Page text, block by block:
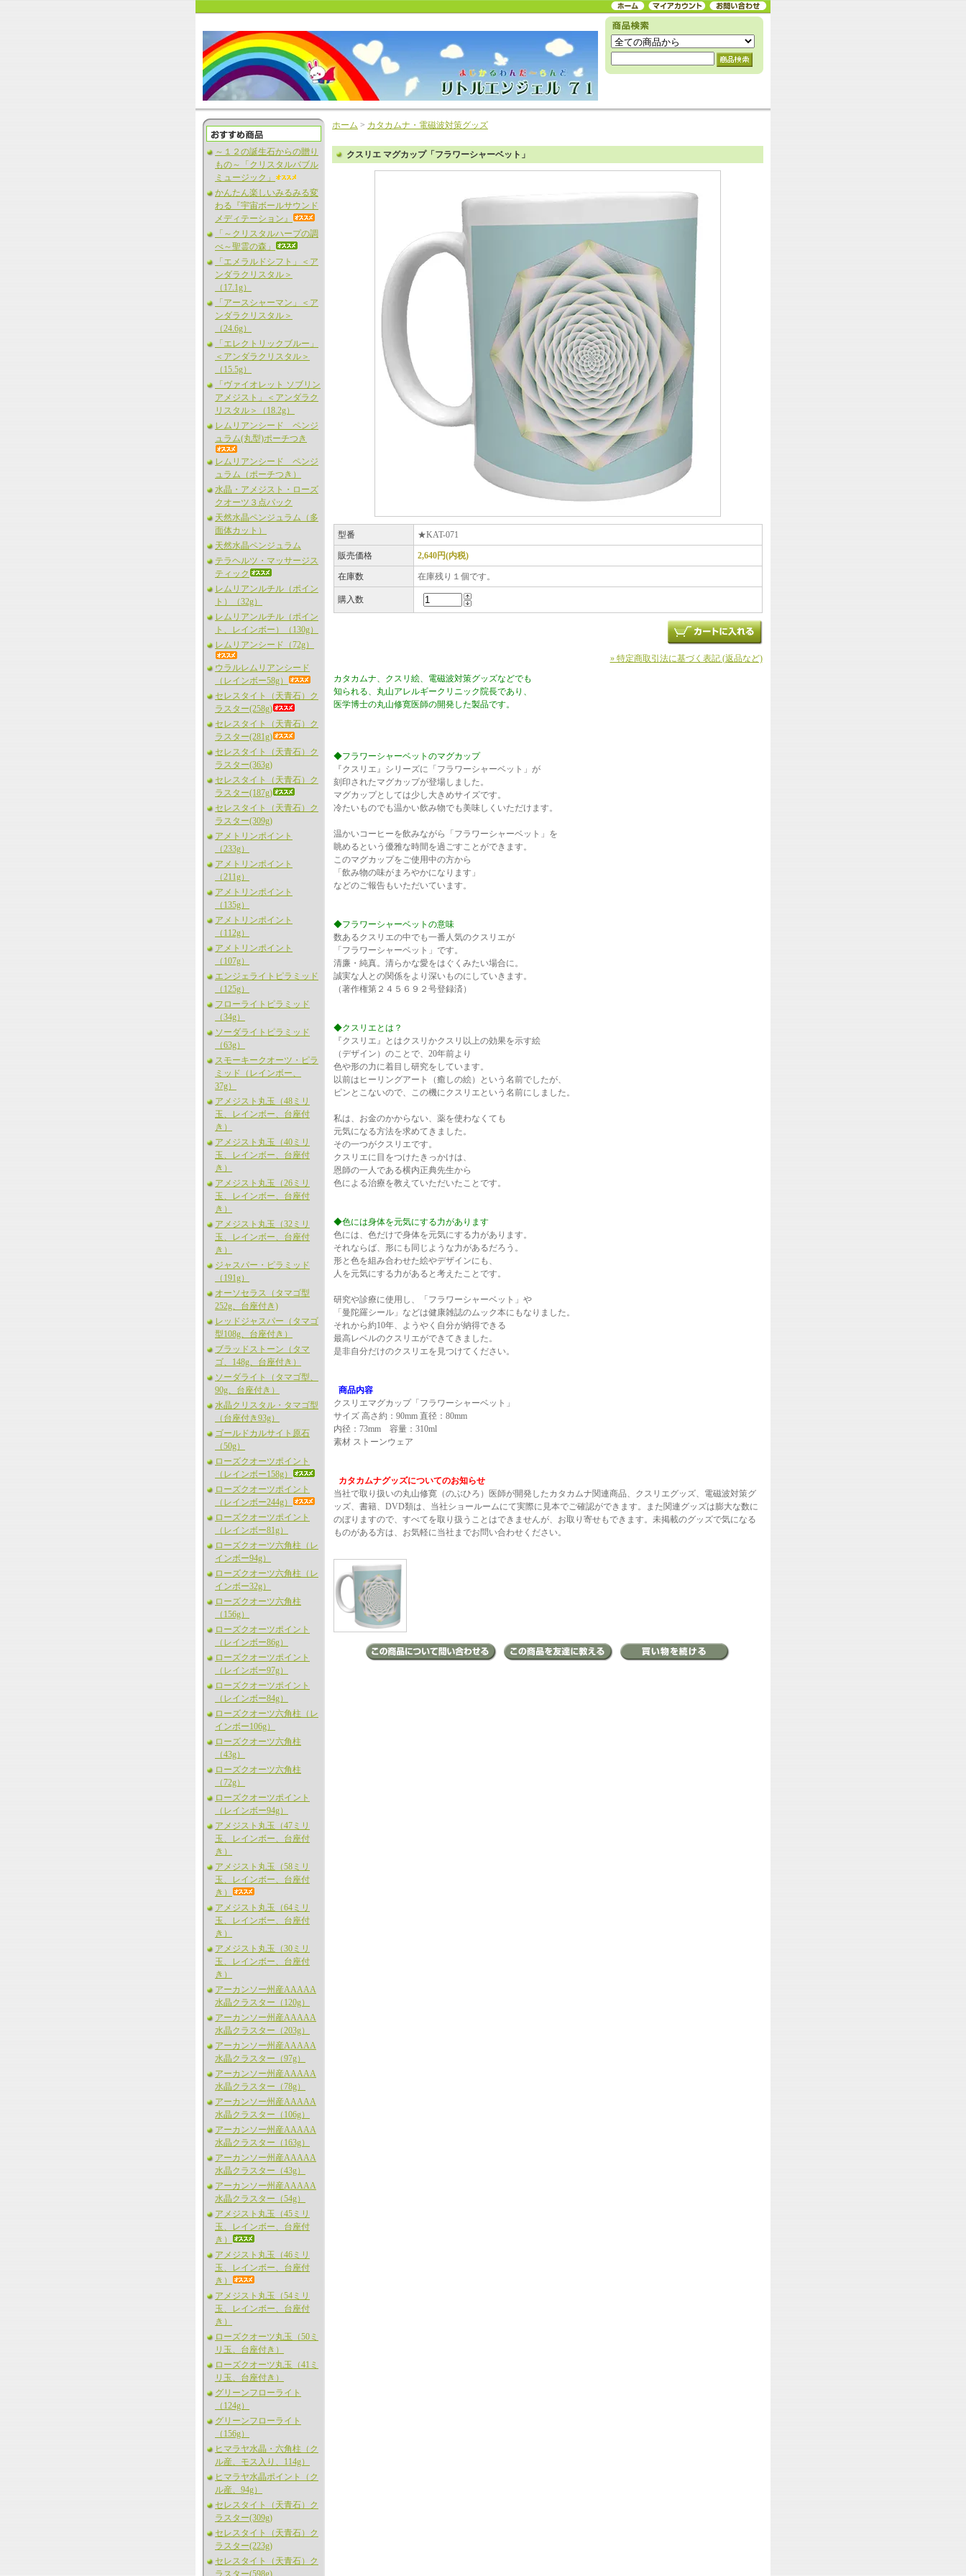
～１２の誕生石からの贈り
もの～「クリスタルバブル
ミュージック」
かんたん楽しいみるみる変
わる『宇宙ボールサウンド
メディテーション』
「～クリスタルハープの調
べ～聖霊の森」
「エメラルドシフト」＜ア
ンダラクリスタル＞
（17.1g）
「アースシャーマン」＜ア
ンダラクリスタル＞
（24.6g）
「エレクトリックブルー」
＜アンダラクリスタル＞
（15.5g）
「ヴァイオレット ソブリン
アメジスト」＜アンダラク
リスタル＞（18.2g）
レムリアンシード ペンジ
ュラム(丸型)ポーチつき
レムリアンシード ペンジ
ュラム（ポーチつき）
水晶・アメジスト・ローズ
クオーツ３点パック
天然水晶ペンジュラム（多
面体カット）
天然水晶ペンジュラム
テラヘルツ・マッサージス
ティック
レムリアンルチル（ポイン
ト）（32g）
レムリアンルチル（ポイン
ト、レインボー）（130g）
レムリアンシード（72g）
ウラルレムリアンシード
（レインボー58g）
セレスタイト（天青石）ク
ラスター(258g)
セレスタイト（天青石）ク
ラスター(281g)
セレスタイト（天青石）ク
ラスター(363g)
セレスタイト（天青石）ク
ラスター(187g)
セレスタイト（天青石）ク
ラスター(309g)
アメトリンポイント
（233g）
アメトリンポイント
（211g）
アメトリンポイント
（135g）
アメトリンポイント
（112g）
アメトリンポイント
（107g）
エンジェライトピラミッド
（125g）
フローライトピラミッド
（34g）
ソーダライトピラミッド
（63g）
スモーキークオーツ・ピラ
ミッド（レインボー、
37g）
アメジスト丸玉（48ミリ
玉、レインボー、台座付
き）
アメジスト丸玉（40ミリ
玉、レインボー、台座付
き）
アメジスト丸玉（26ミリ
玉、レインボー、台座付
き）
アメジスト丸玉（32ミリ
玉、レインボー、台座付
き）
ジャスパー・ピラミッド
（191g）
オーソセラス（タマゴ型
252g、台座付き)
レッドジャスパー（タマゴ
型108g、台座付き）
ブラッドストーン（タマ
ゴ、148g、台座付き）
ソーダライト（タマゴ型、
90g、台座付き）
水晶クリスタル・タマゴ型
（台座付き93g）
ゴールドカルサイト原石
（50g）
ローズクオーツポイント
（レインボー158g）
ローズクオーツポイント
（レインボー244g）
ローズクオーツポイント
（レインボー81g）
ローズクオーツ六角柱（レ
インボー94g）
ローズクオーツ六角柱（レ
インボー32g）
ローズクオーツ六角柱
（156g）
ローズクオーツポイント
（レインボー86g）
ローズクオーツポイント
（レインボー97g）
ローズクオーツポイント
（レインボー84g）
ローズクオーツ六角柱（レ
インボー106g）
ローズクオーツ六角柱
（43g）
ローズクオーツ六角柱
（72g）
ローズクオーツポイント
（レインボー94g）
アメジスト丸玉（47ミリ
玉、レインボー、台座付
き）
アメジスト丸玉（58ミリ
玉、レインボー、台座付
き）
アメジスト丸玉（64ミリ
玉、レインボー、台座付
き）
アメジスト丸玉（30ミリ
玉、レインボー、台座付
き）
アーカンソー州産AAAAA
水晶クラスター（120g）
アーカンソー州産AAAAA
水晶クラスター（203g）
アーカンソー州産AAAAA
水晶クラスター（97g）
アーカンソー州産AAAAA
水晶クラスター（78g）
アーカンソー州産AAAAA
水晶クラスター（106g）
アーカンソー州産AAAAA
水晶クラスター（163g）
アーカンソー州産AAAAA
水晶クラスター（43g）
アーカンソー州産AAAAA
水晶クラスター（54g）
アメジスト丸玉（45ミリ
玉、レインボー、台座付
き）
アメジスト丸玉（46ミリ
玉、レインボー、台座付
き）
アメジスト丸玉（54ミリ
玉、レインボー、台座付
き）
ローズクオーツ丸玉（50ミ
リ玉、台座付き）
ローズクオーツ丸玉（41ミ
リ玉、台座付き）
グリーンフローライト
（124g）
グリーンフローライト
（156g）
ヒマラヤ水晶・六角柱（ク
ル産、モス入り、114g）
ヒマラヤ水晶ポイント（ク
ル産、94g）
セレスタイト（天青石）ク
ラスター(309g)
セレスタイト（天青石）ク
ラスター(223g)
セレスタイト（天青石）ク
ラスター(598g)
ホーム > カタカムナ・電磁波対策グッズ
クスリエ マグカップ「フラワーシャーベット」
型番 ★KAT-071
販売価格 2,640円(内税)
在庫数 在庫残り１個です。
購入数
» 特定商取引法に基づく表記 (返品など)
カタカムナ、クスリ絵、電磁波対策グッズなどでも
知られる、丸山アレルギークリニック院長であり、
医学博士の丸山修寛医師の開発した製品です。
◆フラワーシャーベットのマグカップ
『クスリエ』シリーズに「フラワーシャーベット」が
刻印されたマグカップが登場しました。
マグカップとしては少し大きめサイズです。
冷たいものでも温かい飲み物でも美味しくいただけます。
温かいコーヒーを飲みながら「フラワーシャーベット」を
眺めるという優雅な時間を過ごすことができます。
このマグカップをご使用中の方から
「飲み物の味がまろやかになります」
などのご報告もいただいています。
◆フラワーシャーベットの意味
数あるクスリエの中でも一番人気のクスリエが
「フラワーシャーベット」です。
清廉・純真。清らかな愛をはぐくみたい場合に。
誠実な人との関係をより深いものにしていきます。
（著作権第２４５６９２号登録済）
◆クスリエとは？
『クスリエ』とはクスリかクスリ以上の効果を示す絵
（デザイン）のことで、20年前より
色や形の力に着目し研究をしています。
以前はヒーリングアート（癒しの絵）という名前でしたが、
ピンとこないので、この機にクスリエという名前にしました。
私は、お金のかからない、薬を使わなくても
元気になる方法を求めてきました。
その一つがクスリエです。
クスリエに目をつけたきっかけは、
恩師の一人である横内正典先生から
色による治療を教えていただいたことです。
◆色には身体を元気にする力があります
色には、色だけで身体を元気にする力があります。
それならば、形にも同じような力があるだろう。
形と色を組み合わせた絵やデザインにも、
人を元気にする力があると考えたことです。
研究や診療に使用し、「フラワーシャーベット」や
「曼陀羅シール」などは健康雑誌のムック本にもなりました。
それから約10年、ようやく自分が納得できる
最高レベルのクスリエができてきました。
是非自分だけのクスリエを見つけてください。
商品内容
クスリエマグカップ「フラワーシャーベット」
サイズ 高さ約：90mm 直径：80mm
内径：73mm 容量：310ml
素材 ストーンウェア
カタカムナグッズについてのお知らせ
当社で取り扱いの丸山修寛（のぶひろ）医師が開発したカタカムナ関連商品、クスリエグッズ、電磁波対策グ
ッズ、書籍、DVD類は、当社ショールームにて実際に見本でご確認ができます。また関連グッズは膨大な数に
のぼりますので、すべてを取り扱うことはできませんが、お取り寄せもできます。未掲載のグッズで気になる
ものがある方は、お気軽に当社までお問い合わせください。